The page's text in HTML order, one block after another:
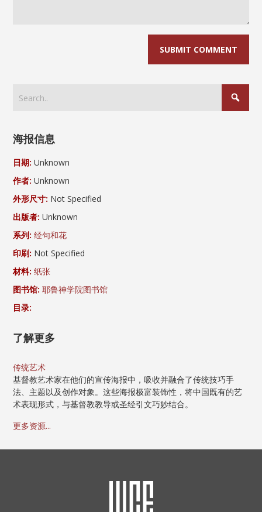
海报信息
日期: Unknown
作者: Unknown
外形尺寸: Not Specified
出版者: Unknown
系列: 经句和花
印刷: Not Specified
材料: 纸张
图书馆: 耶鲁神学院图书馆
目录:
了解更多
传统艺术
基督教艺术家在他们的宣传海报中，吸收并融合了传统技巧手
法、主题以及创作对象。这些海报极富装饰性，将中国既有的艺
术表现形式，与基督教教导或圣经引文巧妙结合。
更多资源...